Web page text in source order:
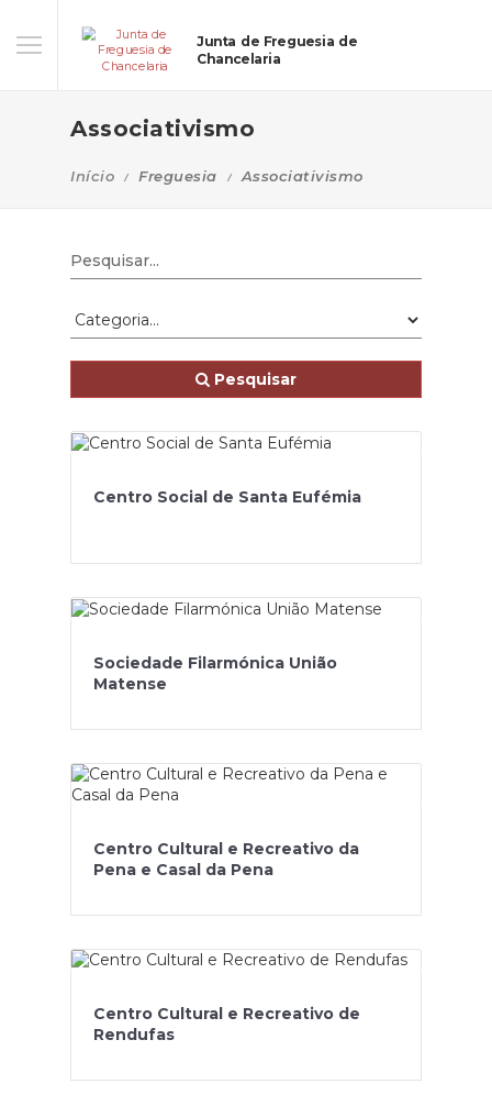
Junta de Freguesia de
Chancelaria
Associativismo
Início Freguesia Associativismo
Pesquisar
Centro Social de Santa Eufémia
Sociedade Filarmónica União
Matense
Centro Cultural e Recreativo da
Pena e Casal da Pena
Centro Cultural e Recreativo de
Rendufas